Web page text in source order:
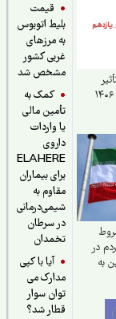
قیمت
بلیط اتوبوس
به مرزهای
غربی کشور
مشخص شد
کمک به
تأمین مالی
یا واردات
داروی
ELAHERE
برای بیماران
مقاوم به
شیمی‌درمانی
در سرطان
تخمدان
آیا با کپی
مدارک می
توان سوار
قطار شد؟